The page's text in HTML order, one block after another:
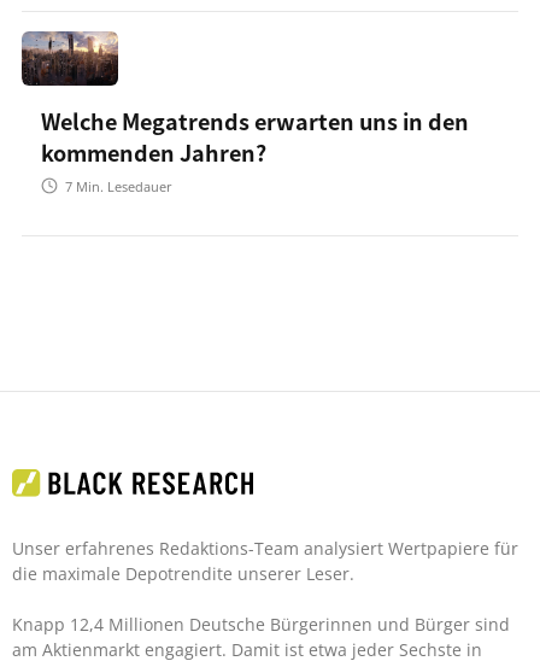
Welche Megatrends erwarten uns in den
kommenden Jahren?
7 Min. Lesedauer
Unser erfahrenes Redaktions-Team analysiert Wertpapiere für
die maximale Depotrendite unserer Leser.
Knapp 12,4 Millionen Deutsche Bürgerinnen und Bürger sind
am Aktienmarkt engagiert. Damit ist etwa jeder Sechste in